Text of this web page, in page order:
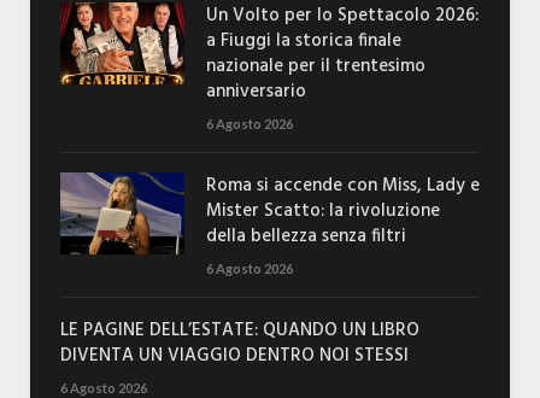
Un Volto per lo Spettacolo 2026:
a Fiuggi la storica finale
nazionale per il trentesimo
anniversario
6 Agosto 2026
Roma si accende con Miss, Lady e
Mister Scatto: la rivoluzione
della bellezza senza filtri
6 Agosto 2026
LE PAGINE DELL’ESTATE: QUANDO UN LIBRO
DIVENTA UN VIAGGIO DENTRO NOI STESSI
6 Agosto 2026